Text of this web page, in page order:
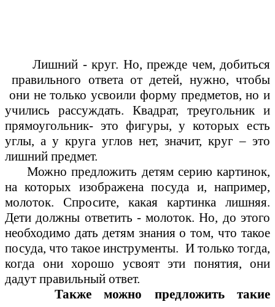
Лишний - круг. Но, прежде чем, добиться
правильного ответа от детей, нужно, чтобы
они не только усвоили форму предметов, но и
учились рассуждать. Квадрат, треугольник и
прямоугольник- это фигуры, у которых есть
углы, а у круга углов нет, значит, круг – это
лишний предмет.
Можно предложить детям серию картинок,
на которых изображена посуда и, например,
молоток. Спросите, какая картинка лишняя.
Дети должны ответить - молоток. Но, до этого
необходимо дать детям знания о том, что такое
посуда, что такое инструменты. И только тогда,
когда они хорошо усвоят эти понятия, они
дадут правильный ответ.
Также можно предложить такие